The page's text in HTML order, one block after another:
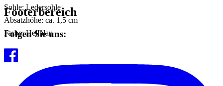
Sohle: Ledersohle
Absatzhöhe: ca. 1,5 cm
Farbe: Hellblau
Footerbereich
Folgen Sie uns: